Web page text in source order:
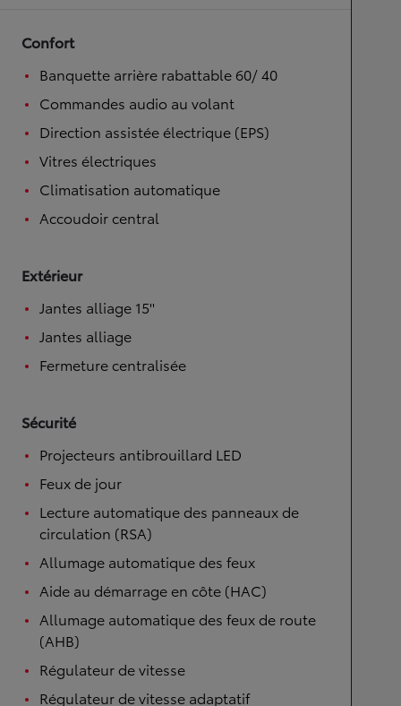
Confort
Banquette arrière rabattable 60/ 40
Commandes audio au volant
Direction assistée électrique (EPS)
Vitres électriques
Climatisation automatique
Accoudoir central
Extérieur
Jantes alliage 15''
Jantes alliage
Fermeture centralisée
Sécurité
Projecteurs antibrouillard LED
Feux de jour
Lecture automatique des panneaux de
circulation (RSA)
Allumage automatique des feux
Aide au démarrage en côte (HAC)
Allumage automatique des feux de route
(AHB)
Régulateur de vitesse
Régulateur de vitesse adaptatif